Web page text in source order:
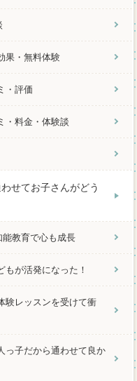
果・無料体験
・評価
・料金・体験談
せてお子さんがどう
教育で心も成長
もが活発になった！
験レッスンを受けて衝
っ子だから通わせて良か